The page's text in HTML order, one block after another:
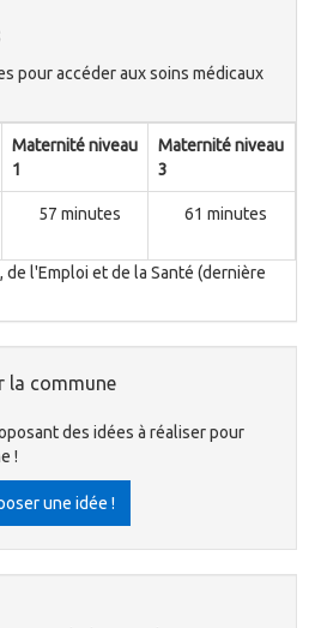
pour accéder aux soins médicaux
Maternité niveau
1
Maternité niveau
3
57 minutes 61 minutes
l'Emploi et de la Santé (dernière
la commune
des idées à réaliser pour
!
une idée !